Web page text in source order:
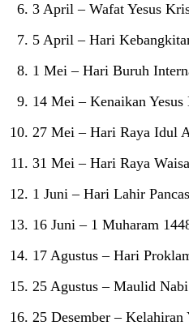
3 April – Wafat Yesus
5 April – Hari
1 Mei – Hari Buruh
14 Mei – Kenaikan Yesus
27 Mei – Hari Raya Idul
31 Mei – Hari Raya
1 Juni – Hari Lahir
16 Juni – 1 Muharam
17 Agustus – Hari
25 Agustus – Maulid
25 Desember – Kelahiran